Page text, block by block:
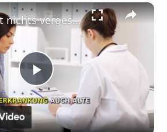
×
Play
Video
Beim Arzt nichts vergessen - Diese 5 Infos sind entscheidend!